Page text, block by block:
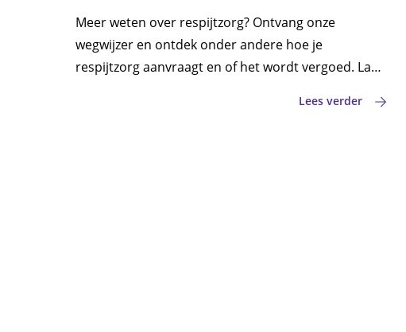
Meer weten over respijtzorg? Ontvang onze
wegwijzer en ontdek onder andere hoe je
respijtzorg aanvraagt en of het wordt vergoed. Laat
Lees verder